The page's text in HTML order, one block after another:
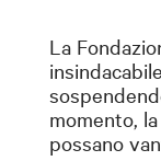
La
momento,
possano